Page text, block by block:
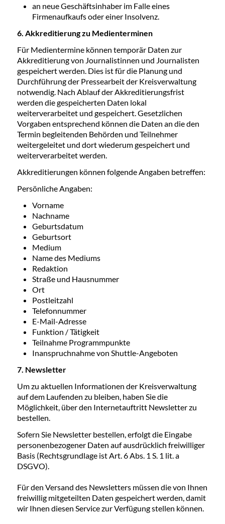
an neue Geschäftsinhaber im Falle eines
Firmenaufkaufs oder einer Insolvenz.
6. Akkreditierung zu Medienterminen
Für Medientermine können temporär Daten zur
Akkreditierung von Journalistinnen und Journalisten
gespeichert werden. Dies ist für die Planung und
Durchführung der Pressearbeit der Kreisverwaltung
notwendig. Nach Ablauf der Akkreditierungsfrist
werden die gespeicherten Daten lokal
weiterverarbeitet und gespeichert. Gesetzlichen
Vorgaben entsprechend können die Daten an die den
Termin begleitenden Behörden und Teilnehmer
weitergeleitet und dort wiederum gespeichert und
weiterverarbeitet werden.
Akkreditierungen können folgende Angaben betreffen:
Persönliche Angaben:
Vorname
Nachname
Geburtsdatum
Geburtsort
Medium
Name des Mediums
Redaktion
Straße und Hausnummer
Ort
Postleitzahl
Telefonnummer
E-Mail-Adresse
Funktion / Tätigkeit
Teilnahme Programmpunkte
Inanspruchnahme von Shuttle-Angeboten
7. Newsletter
Um zu aktuellen Informationen der Kreisverwaltung
auf dem Laufenden zu bleiben, haben Sie die
Möglichkeit, über den Internetauftritt Newsletter zu
bestellen.
Sofern Sie Newsletter bestellen, erfolgt die Eingabe
personenbezogener Daten auf ausdrücklich freiwilliger
Basis (Rechtsgrundlage ist Art. 6 Abs. 1 S. 1 lit. a
DSGVO).
Für den Versand des Newsletters müssen die von Ihnen
freiwillig mitgeteilten Daten gespeichert werden, damit
wir Ihnen diesen Service zur Verfügung stellen können.